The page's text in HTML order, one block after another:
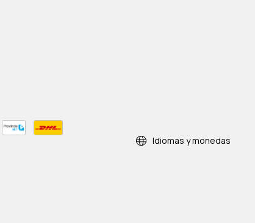
Idiomas y monedas